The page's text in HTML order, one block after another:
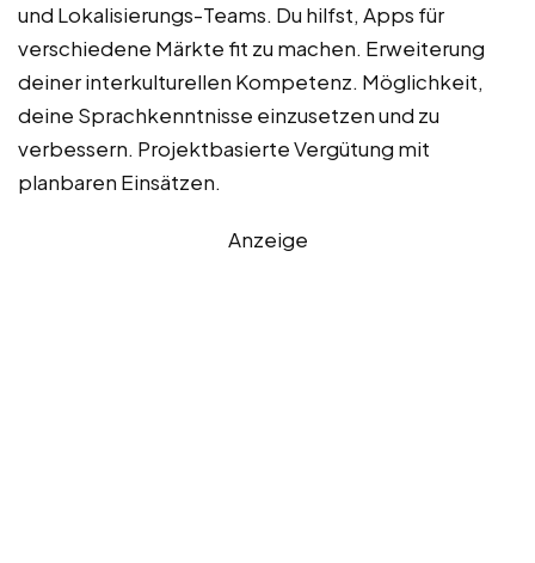
und Lokalisierungs-Teams. Du hilfst, Apps für
verschiedene Märkte fit zu machen. Erweiterung
deiner interkulturellen Kompetenz. Möglichkeit,
deine Sprachkenntnisse einzusetzen und zu
verbessern. Projektbasierte Vergütung mit
planbaren Einsätzen.
Anzeige